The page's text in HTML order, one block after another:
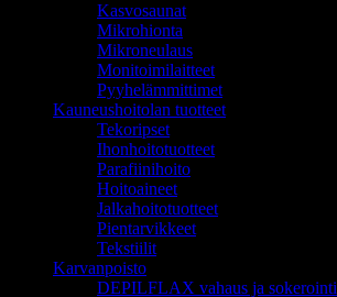
Kasvosaunat
Mikrohionta
Mikroneulaus
Monitoimilaitteet
Pyyhelämmittimet
Kauneushoitolan tuotteet
Tekoripset
Ihonhoitotuotteet
Parafiinihoito
Hoitoaineet
Jalkahoitotuotteet
Pientarvikkeet
Tekstiilit
Karvanpoisto
DEPILFLAX vahaus ja sokerointi